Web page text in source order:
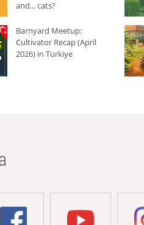
and... cats?
Barnyard Meetup:
Cultivator Recap (April
2026) in Türkiye